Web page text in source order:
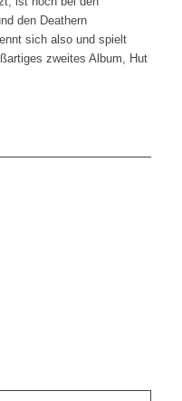
den Deathern
sich also und spielt
zweites Album, Hut